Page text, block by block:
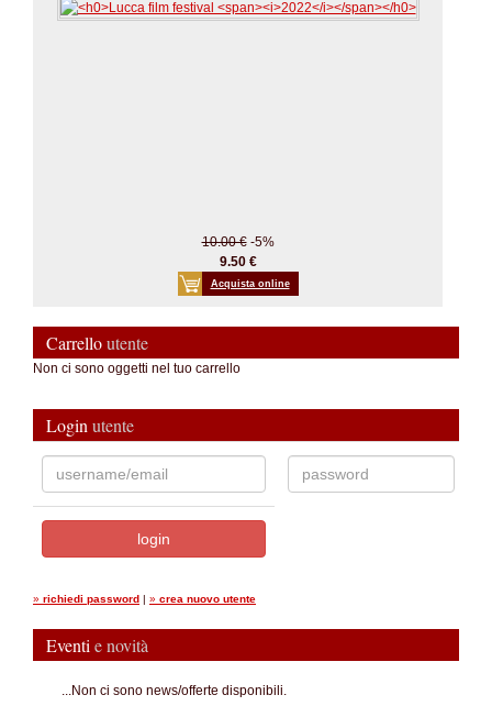
10.00 €-5%
9.50 €
Acquista online
Carrelloutente
Non ci sono oggetti nel tuo carrello
Login utente
» richiedi password | » crea nuovo utente
Eventi e novità
...Non ci sono news/offerte disponibili.